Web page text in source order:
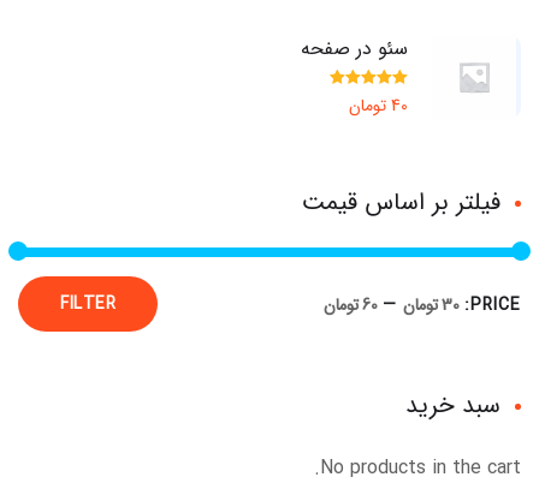
سئو در صفحه
Rated5.00
out of 5
40تومان
فیلتر بر اساس قیمت
FILTER PRICE: 30 تومان —60 تومان
سبد خرید
No products in the cart.